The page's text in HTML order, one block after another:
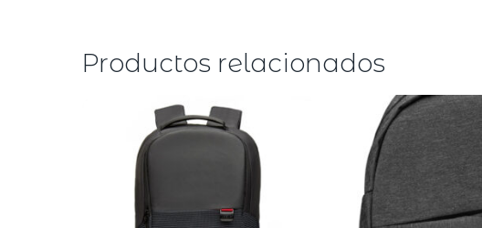
Productos relacionados